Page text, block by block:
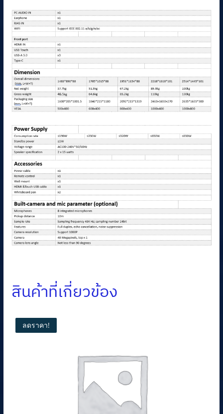
สินค้าที่เกี่ยวข้อง
ลดราคา!